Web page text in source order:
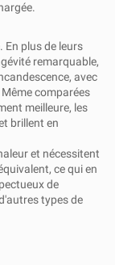
En plus de leurs
remarquable,
avec
comparées
meilleure, les
brillent en
et nécessitent
ce qui en
de
types de